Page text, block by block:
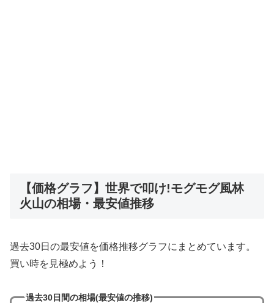
【価格グラフ】世界で叩け!モグモグ風林
火山の相場・最安値推移
過去30日の最安値を価格推移グラフにまとめています。
買い時を見極めよう！
過去30日間の相場(最安値の推移)